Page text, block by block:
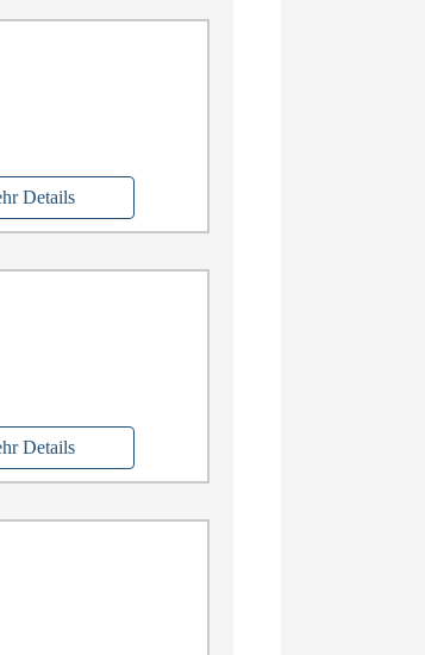
Details
Details